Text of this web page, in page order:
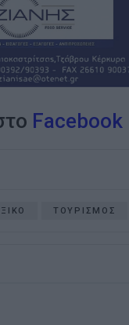
Facebook
ΤΟΥΡΙΣΜΟΣ